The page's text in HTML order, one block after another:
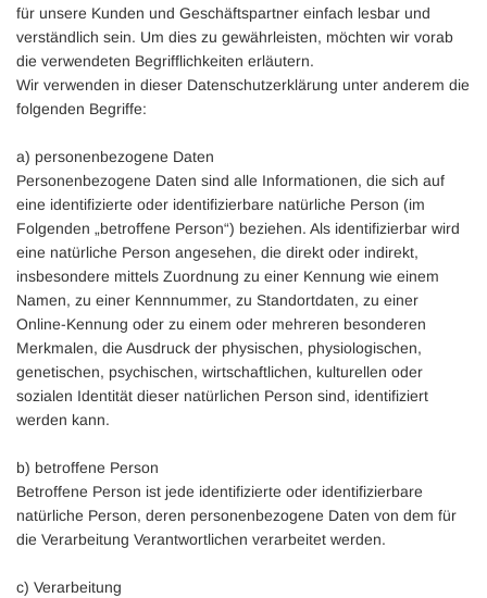
für unsere Kunden und Geschäftspartner einfach lesbar und
verständlich sein. Um dies zu gewährleisten, möchten wir vorab
die verwendeten Begrifflichkeiten erläutern.
Wir verwenden in dieser Datenschutzerklärung unter anderem die
folgenden Begriffe:
a) personenbezogene Daten
Personenbezogene Daten sind alle Informationen, die sich auf
eine identifizierte oder identifizierbare natürliche Person (im
Folgenden „betroffene Person“) beziehen. Als identifizierbar wird
eine natürliche Person angesehen, die direkt oder indirekt,
insbesondere mittels Zuordnung zu einer Kennung wie einem
Namen, zu einer Kennnummer, zu Standortdaten, zu einer
Online-Kennung oder zu einem oder mehreren besonderen
Merkmalen, die Ausdruck der physischen, physiologischen,
genetischen, psychischen, wirtschaftlichen, kulturellen oder
sozialen Identität dieser natürlichen Person sind, identifiziert
werden kann.
b) betroffene Person
Betroffene Person ist jede identifizierte oder identifizierbare
natürliche Person, deren personenbezogene Daten von dem für
die Verarbeitung Verantwortlichen verarbeitet werden.
c) Verarbeitung